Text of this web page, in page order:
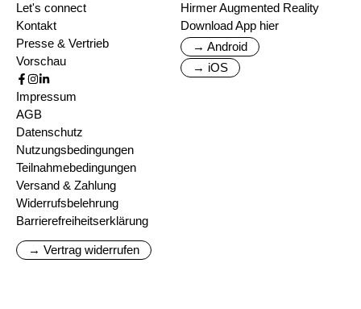
Let's connect
Kontakt
Presse & Vertrieb
Vorschau
Hirmer Augmented Reality
Download App hier
→ Android
→ iOS
Impressum
AGB
Datenschutz
Nutzungsbedingungen
Teilnahmebedingungen
Versand & Zahlung
Widerrufsbelehrung
Barrierefreiheitserklärung
→ Vertrag widerrufen